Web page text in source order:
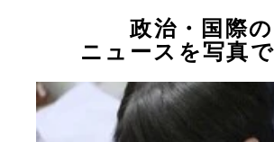
政治・国際の
ニュースを写真